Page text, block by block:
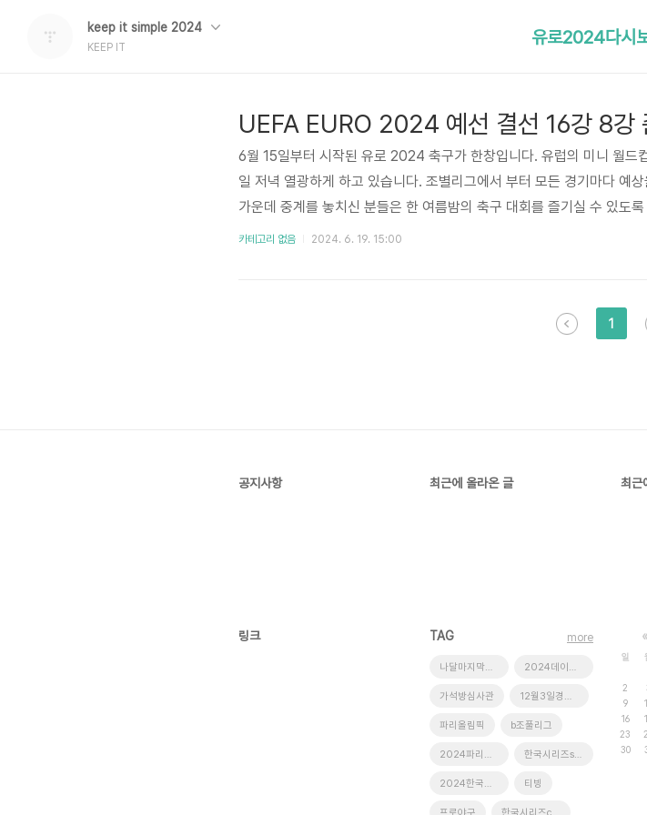
keep it simple 2024
KEEP IT 유로2024다시
6월 15일부터 시작된 유로 2024 축구가 한창입니다. 유럽의 미니 월드
일 저녁 열광하게 하고 있습니다. 조별리그에서 부터 모든 경기마다 예
가운데 중계를 놓치신 분들은 한 여름밤의 축구 대회를 즐기실 수 있도
시간 매일 저녁 10시 새벽 1시 새벽 4시마다 유로 2024 조별리그가 펼
조에는 홈팀인 독일을 비롯하여 스코틀랜드 헝가리 스위스가 있습니다.
카테고리 없음 2024. 6. 19. 15:00
1
공지사항 최근에 올라온 글 최근
링크 TAG
나달마지막경기 2024데이비스컵
가석방심사관 12월3일경기일정
파리올림픽 b조풀리그
2024파리올림픽 한국시리즈screenx
2024한국시리즈티켓예매 티빙
more «
일
2
9
16
23
30